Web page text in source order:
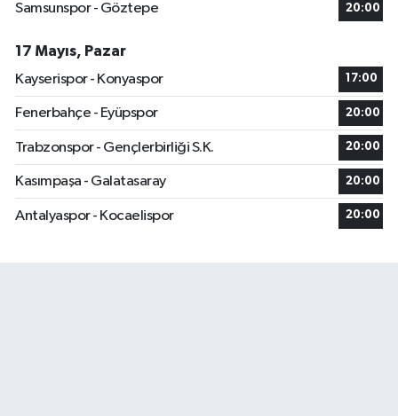
Samsunspor - Göztepe 20:00
17 Mayıs, Pazar
Kayserispor - Konyaspor
17:00
Fenerbahçe - Eyüpspor 20:00
Trabzonspor - Gençlerbirliği S.K. 20:00
Kasımpaşa - Galatasaray 20:00
Antalyaspor - Kocaelispor 20:00